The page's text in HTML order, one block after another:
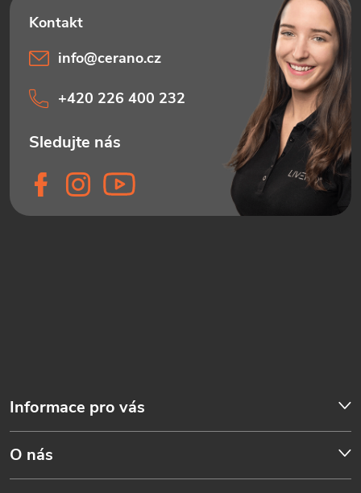
Informace pro vás
O nás
info@cerano.cz
+420 226 400 232